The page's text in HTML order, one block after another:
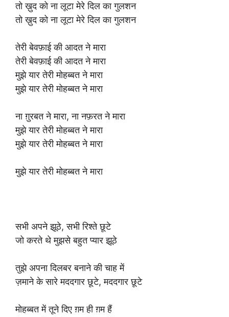
तो ख़ुद को ना लूटा मेरे दिल का गुलशन
तो ख़ुद को ना लूटा मेरे दिल का गुलशन
तेरी बेवफ़ाई की आदत ने मारा
तेरी बेवफ़ाई की आदत ने मारा
मुझे यार तेरी मोहब्बत ने मारा
मुझे यार तेरी मोहब्बत ने मारा
ना ग़ुरबत ने मारा, ना नफ़रत ने मारा
मुझे यार तेरी मोहब्बत ने मारा
मुझे यार तेरी मोहब्बत ने मारा
मुझे यार तेरी मोहब्बत ने मारा
सभी अपने झूठे, सभी रिश्ते छूटे
जो करते थे मुझसे बहुत प्यार झूठे
तुझे अपना दिलबर बनाने की चाह में
ज़माने के सारे मददगार छूटे, मददगार छूटे
मोहब्बत में तूने दिए ग़म ही ग़म हैं